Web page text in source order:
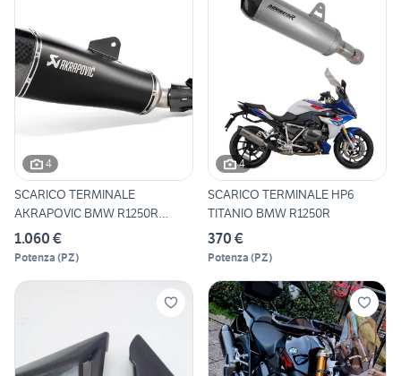
4
SCARICO TERMINALE
AKRAPOVIC BMW R1250R
R1250RS OMO
1.060 €
Potenza (PZ)
4
SCARICO TERMINALE HP6
TITANIO BMW R1250R
370 €
Potenza (PZ)